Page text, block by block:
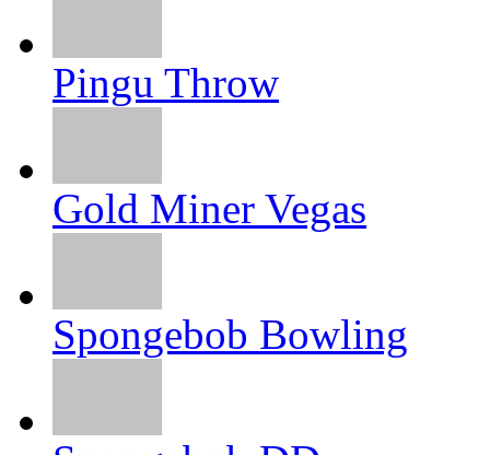
Pingu Throw
Gold Miner Vegas
Spongebob Bowling